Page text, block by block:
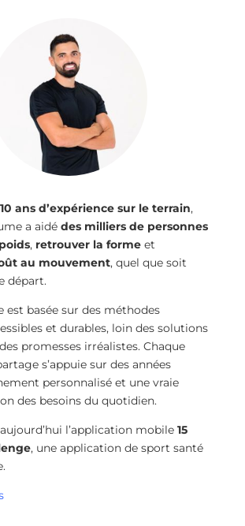
10 ans d’expérience sur le terrain,
a aidé des milliers de personnes
, retrouver la formeet
au mouvement, quel que soit
départ.
est basée sur des méthodes
et durables, loin des solutions
promesses irréalistes. Chaque
s’appuie sur des années
personnalisé et une vraie
des besoins du quotidien.
l’application mobile 15
, une application de sport santé